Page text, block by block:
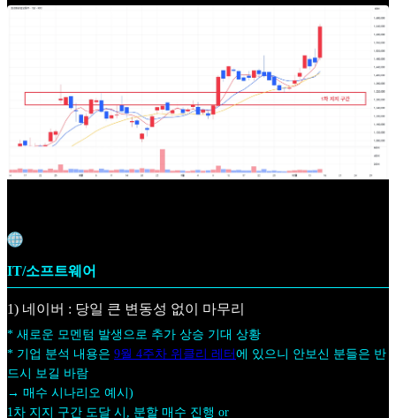
IT/소프트웨어
1) 네이버 : 당일 큰 변동성 없이 마무리
* 새로운 모멘텀 발생으로 추가 상승 기대 상황
* 기업 분석 내용은 9월 4주차 위클리 레터 에 있으니 안보신 분들은 반
드시 보길 바람
→ 매수 시나리오 예시)
1차 지지 구간 도달 시, 분할 매수 진행 or